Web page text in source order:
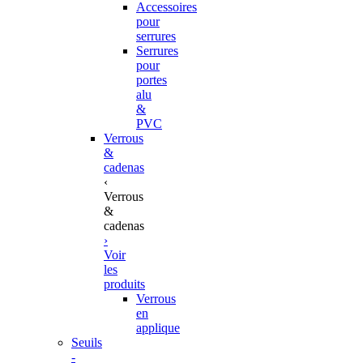
Accessoires
pour
serrures
Serrures
pour
portes
alu
&
PVC
Verrous
&
cadenas
‹
Verrous
&
cadenas
›
Voir
les
produits
Verrous
en
applique
Seuils
-